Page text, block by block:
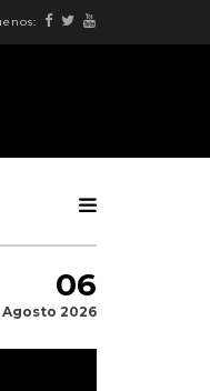
06
Agosto 2026